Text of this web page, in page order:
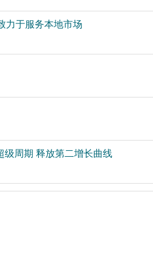
力于服务本地市场
级周期 释放第二增长曲线